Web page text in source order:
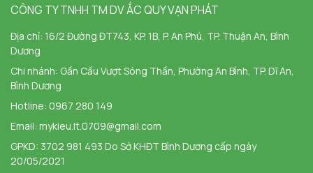
CÔNG TY TNHH TM DV ẮC QUY VẠN PHÁT
Địa chỉ: 16/2 Đường ĐT743, KP. 1B, P. An Phú, TP. Thuận An, Bình
Dương
Chi nhánh: Gần Cầu Vượt Sóng Thần, Phường An Bình, TP. Dĩ An,
Bình Dương
Hotline: 0967 280 149
Email: mykieu.lt.0709@gmail.com
GPKD: 3702 981 493 Do Sở KHĐT Bình Dương cấp ngày
20/05/2021